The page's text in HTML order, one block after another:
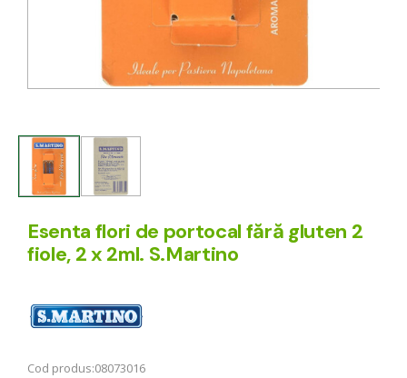
Esenta flori de portocal fără gluten 2
fiole, 2 x 2ml. S.Martino
Cod produs:08073016